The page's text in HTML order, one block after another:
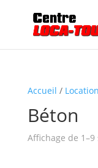
Accueil /
Béton
Affichage de